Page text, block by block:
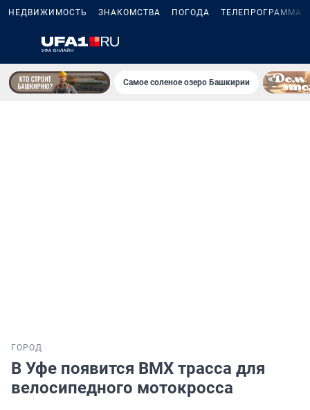
НЕДВИЖИМОСТЬ ЗНАКОМСТВА ПОГОДА ТЕЛЕПРОГРАММА
Самое соленое озеро Башкирии
ГОРОД
В Уфе появится ВМХ трасса для
велосипедного мотокросса